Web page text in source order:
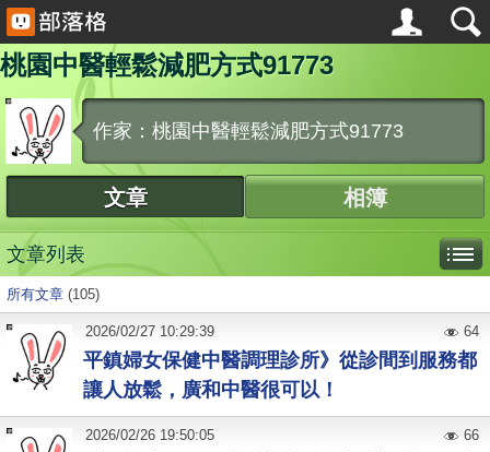
桃園中醫輕鬆減肥方式91773
作家：桃園中醫輕鬆減肥方式91773
文章 相簿
文章列表
所有文章 (105)
平鎮婦女保健中醫調理診所》從診間到服務都
讓人放鬆，廣和中醫很可以！
2026/02/27 10:29:39 64
2026/02/26 19:50:05 66